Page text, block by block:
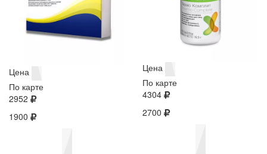
Цена
По карте
2952
1900
Цена
По карте
4304
2700